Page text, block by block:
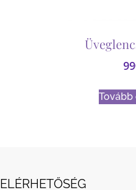
ELÉRHETŐSÉG